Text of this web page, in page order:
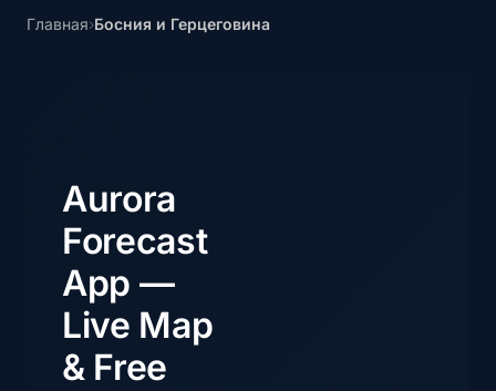
Главная›Босния и Герцеговина
Aurora
Forecast
App —
Live Map
& Free